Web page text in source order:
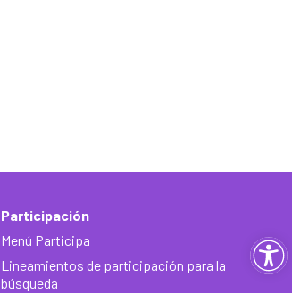
Participación
Menú Participa
Lineamientos de participación para la
búsqueda